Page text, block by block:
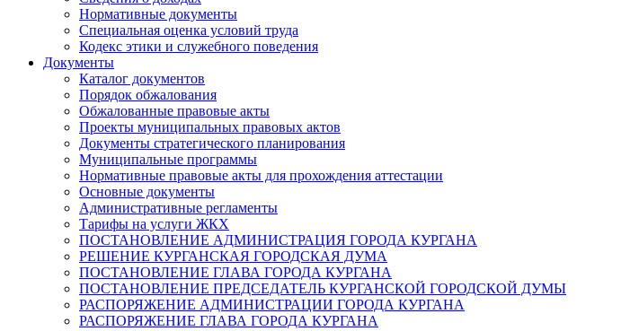
Нормативные документы
Специальная оценка условий труда
Кодекс этики и служебного поведения
Документы
Каталог документов
Порядок обжалования
Обжалованные правовые акты
Проекты муниципальных правовых актов
Документы стратегического планирования
Муниципальные программы
Нормативные правовые акты для прохождения аттестации
Основные документы
Административные регламенты
Тарифы на услуги ЖКХ
ПОСТАНОВЛЕНИЕ АДМИНИСТРАЦИЯ ГОРОДА КУРГАНА
РЕШЕНИЕ КУРГАНСКАЯ ГОРОДСКАЯ ДУМА
ПОСТАНОВЛЕНИЕ ГЛАВА ГОРОДА КУРГАНА
ПОСТАНОВЛЕНИЕ ПРЕДСЕДАТЕЛЬ КУРГАНСКОЙ ГОРОДСКОЙ ДУМЫ
РАСПОРЯЖЕНИЕ АДМИНИСТРАЦИИ ГОРОДА КУРГАНА
РАСПОРЯЖЕНИЕ ГЛАВА ГОРОДА КУРГАНА